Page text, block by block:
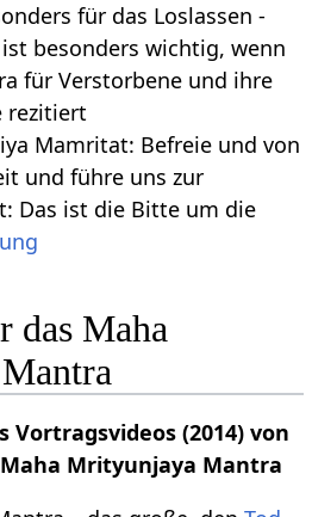
für das Loslassen -
besonders wichtig, wenn
für Verstorbene und ihre
rezitiert
Mamritat: Befreie und von
und führe uns zur
Das ist die Bitte um die
das Maha
(2014) von
Mrityunjaya Mantra